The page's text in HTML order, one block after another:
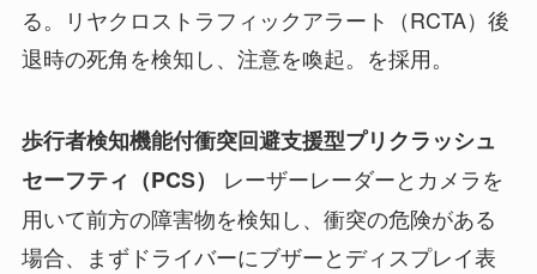
る。リヤクロストラフィックアラート（RCTA）後
退時の死角を検知し、注意を喚起。を採用。
歩行者検知機能付衝突回避支援型プリクラッシュ
セーフティ（PCS） レーザーレーダーとカメラを
用いて前方の障害物を検知し、衝突の危険がある
場合、まずドライバーにブザーとディスプレイ表